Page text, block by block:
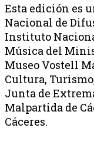
Esta edición es
Nacional de
Instituto
Música del
Museo Vostell
Cultura,
Junta de
Malpartida de
Cáceres.